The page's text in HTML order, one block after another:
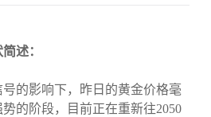
述：
的影响下，昨日的黄金价格毫
的阶段，目前正在重新往2050